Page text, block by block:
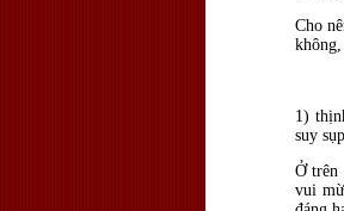
Cho
1)
suy
Ở trên
vui